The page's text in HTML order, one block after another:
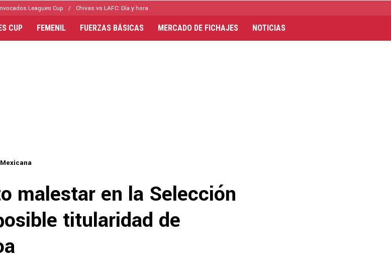
Leagues Cup Chivas vs LAFC: Día y hora
CUP FEMENIL FUERZAS BÁSICAS MERCADO DE FICHAJES NOTICIAS
malestar en la Selección
titularidad de